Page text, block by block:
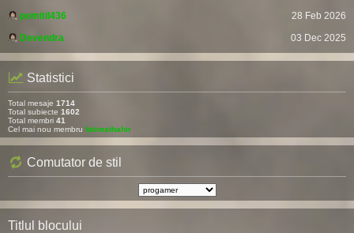
pomitil436
28 Feb 2026
Devendra
03 Dec 2025
Statistici
Total mesaje 1714
Total subiecte 1602
Total membri 41
Cel mai nou membru fatimathahir
Comutator de stil
Titlul blocului